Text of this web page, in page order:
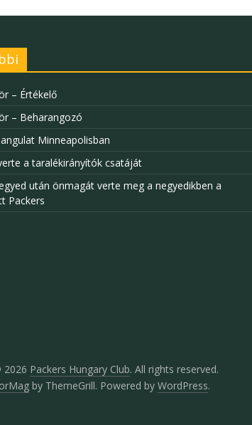
– Értékelő
– Beharangozó
Minneapolisban
a taralékirányítók csatáját
után önmagát verte meg a negyedikben a
Packers
2026 Packers Hungary Club. All rights reserved.
by ThemeGrill. Powered by WordPress.